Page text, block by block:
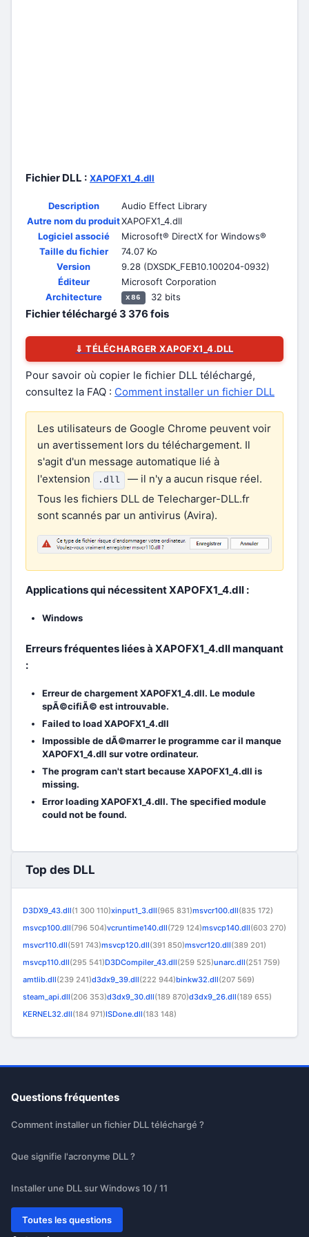
Fichier DLL : XAPOFX1_4.dll
Description
Audio Effect Library
Autre nom du produitXAPOFX1_4.dll
Logiciel associé
Microsoft® DirectX for Windows®
Taille du fichier
74.07 Ko
Version
9.28 (DXSDK_FEB10.100204-0932)
Éditeur
Microsoft Corporation
Architecture
x86 32 bits
Fichier téléchargé 3 376 fois
⇓ TÉLÉCHARGER XAPOFX1_4.DLL
Pour savoir où copier le fichier DLL téléchargé,
consultez la FAQ : Comment installer un fichier DLL
Les utilisateurs de Google Chrome peuvent voir
un avertissement lors du téléchargement. Il
s'agit d'un message automatique lié à
l'extension
.dll
— il n'y a aucun risque réel.
Tous les fichiers DLL de Telecharger-DLL.fr
sont scannés par un antivirus (Avira).
Applications qui nécessitent XAPOFX1_4.dll :
Windows
Erreurs fréquentes liées à XAPOFX1_4.dll manquant
:
Erreur de chargement XAPOFX1_4.dll. Le module
spÃ©cifiÃ© est introuvable.
Failed to load XAPOFX1_4.dll
Impossible de dÃ©marrer le programme car il manque
XAPOFX1_4.dll sur votre ordinateur.
The program can't start because XAPOFX1_4.dll is
missing.
Error loading XAPOFX1_4.dll. The specified module
could not be found.
Top des DLL
D3DX9_43.dll(1 300 110)xinput1_3.dll(965 831)msvcr100.dll(835 172)
msvcp100.dll(796 504)vcruntime140.dll(729 124)msvcp140.dll(603 270)
msvcr110.dll(591 743)msvcp120.dll(391 850)msvcr120.dll(389 201)
msvcp110.dll(295 541)D3DCompiler_43.dll(259 525)unarc.dll(251 759)
amtlib.dll(239 241)d3dx9_39.dll(222 944)binkw32.dll(207 569)
steam_api.dll(206 353)d3dx9_30.dll(189 870)d3dx9_26.dll(189 655)
KERNEL32.dll(184 971)ISDone.dll(183 148)
Questions fréquentes
Comment installer un fichier DLL téléchargé ?
Que signifie l'acronyme DLL ?
Installer une DLL sur Windows 10 / 11
Toutes les questions